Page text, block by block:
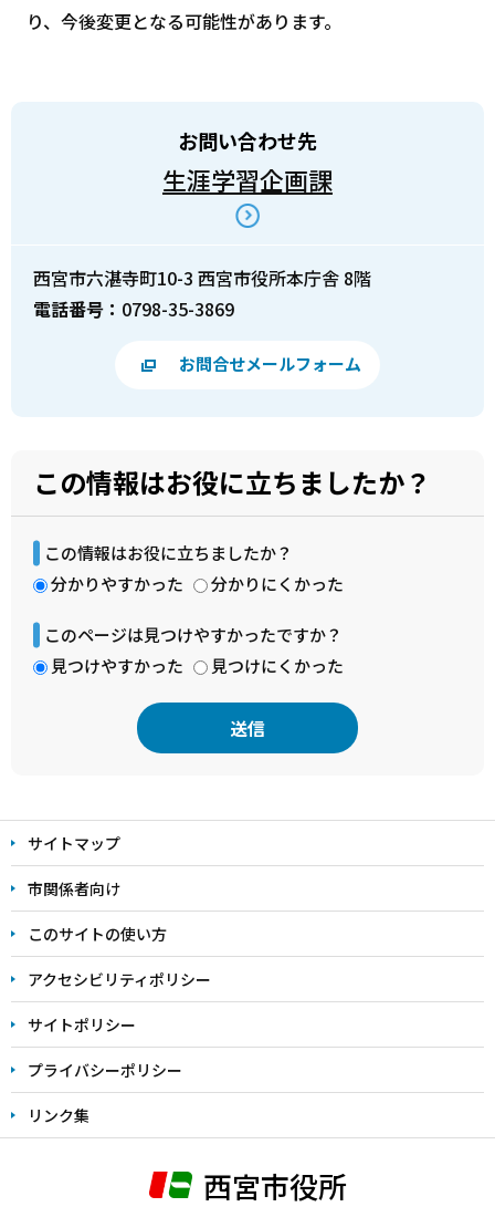
り、今後変更となる可能性があります。
お問い合わせ先
生涯学習企画課
西宮市六湛寺町10-3 西宮市役所本庁舎 8階
電話番号： 0798-35-3869
お問合せメールフォーム
この情報はお役に立ちましたか？
この情報はお役に立ちましたか？
分かりやすかった
分かりにくかった
このページは見つけやすかったですか？
見つけやすかった
見つけにくかった
文
こ
こ
ま
で
サイトマップ
市関係者向け
このサイトの使い方
アクセシビリティポリシー
サイトポリシー
プライバシーポリシー
リンク集
西宮市役所